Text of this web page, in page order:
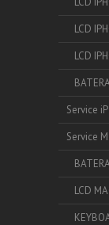
LCD
LCD
Service
Service
LCD